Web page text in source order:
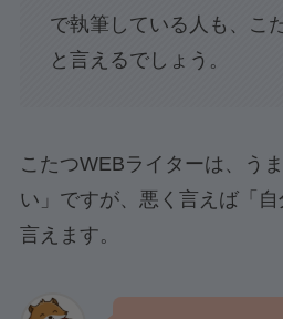
で執筆している人も、こ
と言えるでしょう。
こたつWEBライターは、う
い」ですが、悪く言えば「
言えます。